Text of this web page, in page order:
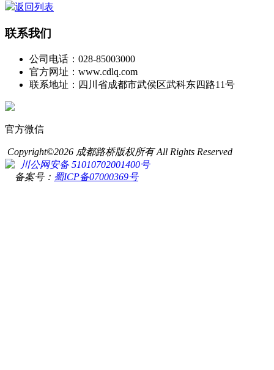
返回列表
联系我们
公司电话：028-85003000
官方网址：www.cdlq.com
联系地址：四川省成都市武侯区武科东四路11号
官方微信
Copyright©2026 成都路桥版权所有 All Rights Reserved
川公网安备 51010702001400号
备案号： 蜀ICP备07000369号